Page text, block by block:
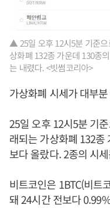
▲ 25일 오후 12시5분 기준
상화폐 132종 가운데 130종
는 내렸다. <빗썸코리아>
가상화폐 시세가 대부
25일 오후 12시5분 기
래되는 가상화폐 132종
보다 올랐다. 2종의 시
비트코인은 1BTC(비트
돼 24시간 전보다